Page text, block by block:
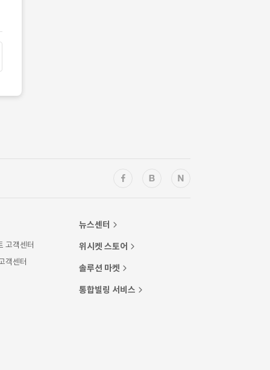
고객센터
객센터
뉴스센터
위시켓 스토어
솔루션 마켓
통합빌링 서비스